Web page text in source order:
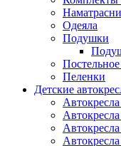
Одеяла
Подушки
Постельное
Пеленки
Детские